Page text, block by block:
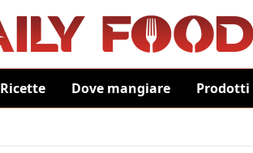
Ricette Dove mangiare Prodotti